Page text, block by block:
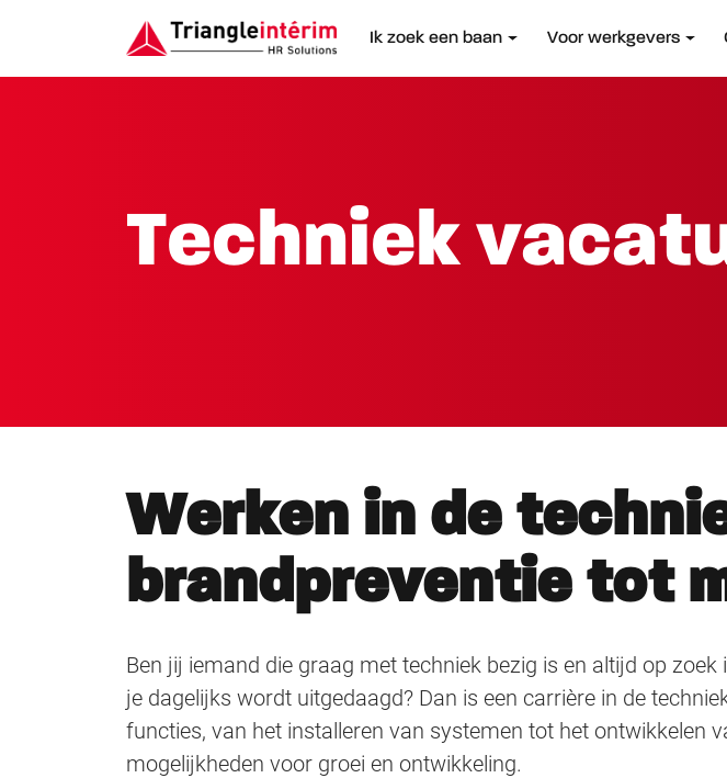
Ik zoek een baan Voor werkgevers
Techniek
Werken in de
brandpreventie tot
Ben jij iemand die graag met techniek bezig is en altijd op
je dagelijks wordt uitgedaagd? Dan is een carrière in de
functies, van het installeren van systemen tot het ontwikkelen
mogelijkheden voor groei en ontwikkeling.